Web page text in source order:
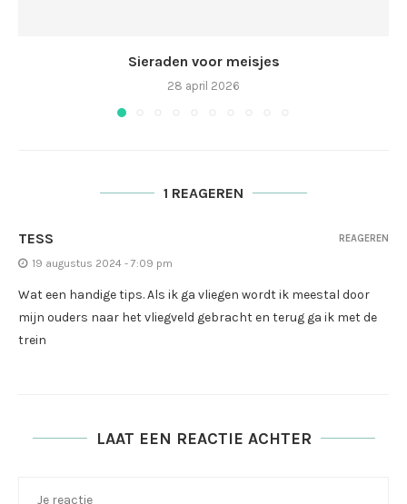
Sieraden voor meisjes
28 april 2026
1 REAGEREN
TESS
19 augustus 2024 - 7:09 pm
Wat een handige tips. Als ik ga vliegen wordt ik meestal door
mijn ouders naar het vliegveld gebracht en terug ga ik met de
trein
REAGEREN
LAAT EEN REACTIE ACHTER